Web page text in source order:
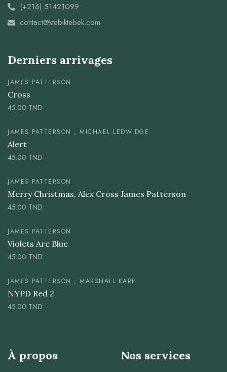
(+216) 51421099
contact@ktebiktebek.com
Derniers arrivages
JAMES PATTERSON
Cross
45.00 TND
JAMES PATTERSON , MICHAEL LEDWIDGE
Alert
45.00 TND
JAMES PATTERSON
Merry Christmas, Alex Cross James Patterson
45.00 TND
JAMES PATTERSON
Violets Are Blue
45.00 TND
JAMES PATTERSON , MARSHALL KARP
NYPD Red 2
45.00 TND
À propos Nos services